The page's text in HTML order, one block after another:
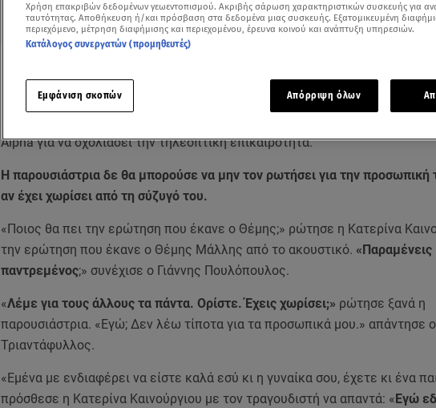
Add star.gr on Google
Καινούργιου
Alpha για να σχολιάσει την τηλεοπτική επικαιρότητα.
Η παρουσιάστρια δε θα μπορούσε να μην τον ρωτήσει για την προσωπική
αν έχει χωρίσει από τη σύζυγό του.
«Ποιος θα πει την ερώτηση που έκανε ο Θέμης;» ρώτησε η Κατερίνα
την ερώτηση που έκανε ο Θέμης Μάλλης από το ακουστικό. «Παραμένεις
παντρεμένος;» συνέχισε ο Γιάννης Πουλόπουλος.
«Λέμε για τους άλλους τα πάντα. Ορίστε. Έχεις χωρίσει;» ρώτησε ξανά η
παρουσιάστρια. «Εγώ; Δεν λέω τίποτα για τα προσωπικά μου.» απάντησε ο
Τριαντάφυλλος.
«Εμένα με ενδιαφέρει να είστε καλά εσύ κι η γυναίκα σου, έχετε κι ένα
πρόσθεσε η Κατερίνα Καινούργιου με τον τραγουδιστή να απαντά: « Εγώ
Χρήση επακριβών δεδομένων γεωεντοπισμού. Ακριβής σάρωση χαρακτηριστικών συσκευής για
ταυτότητας. Αποθήκευση ή/και πρόσβαση στα δεδομένα μιας συσκευής. Εξατομικευμένη
περιεχόμενο, μέτρηση διαφήμισης και περιεχομένου, έρευνα κοινού και ανάπτυξη υπηρεσιών.
Κατάλογος συνεργατών (προμηθευτές)
Εμφάνιση σκοπών Απόρριψη όλων